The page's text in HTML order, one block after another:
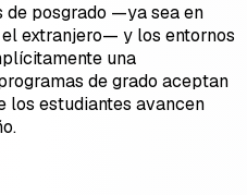
de posgrado —ya sea en
extranjero— y los entornos
una
de grado aceptan
los estudiantes avancen